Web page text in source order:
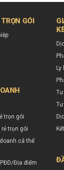
GÓI
trọn gói
rẻ trọn gói
cá thể
Địa điểm
Ly